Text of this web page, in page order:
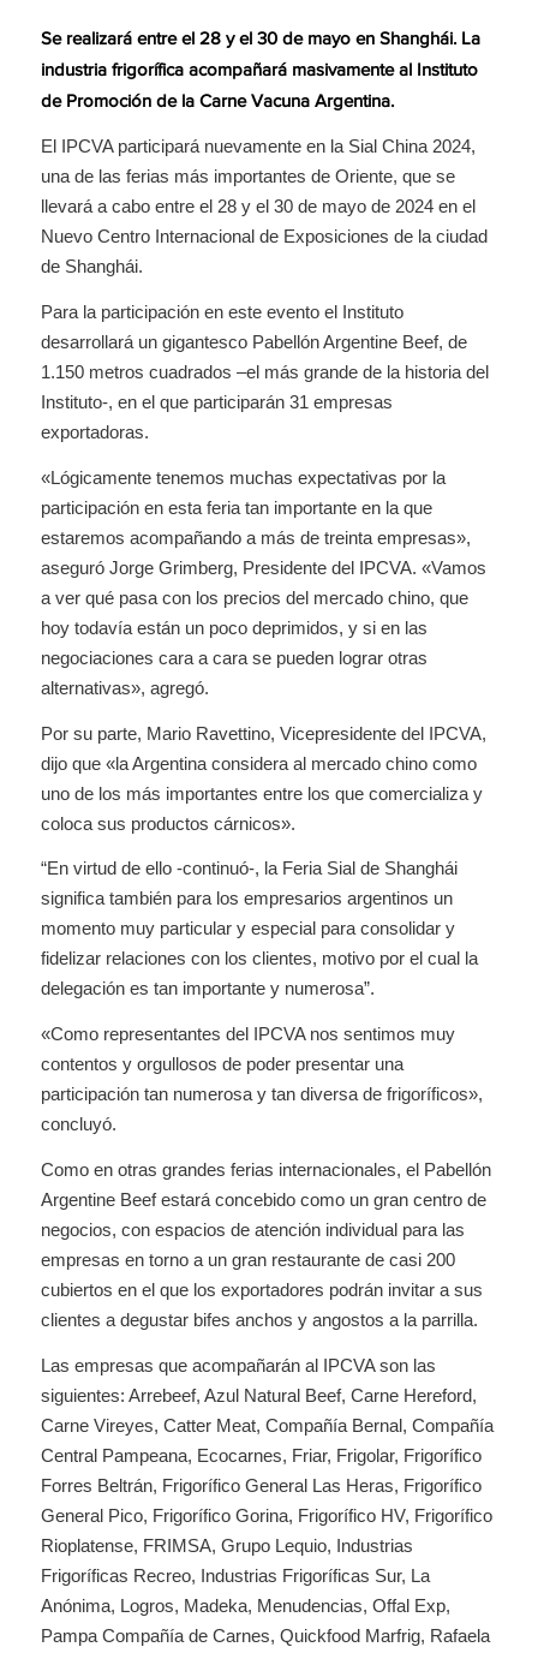
Se realizará entre el 28 y el 30 de mayo en Shanghái. La
industria frigorífica acompañará masivamente al Instituto
de Promoción de la Carne Vacuna Argentina.
El IPCVA participará nuevamente en la Sial China 2024,
una de las ferias más importantes de Oriente, que se
llevará a cabo entre el 28 y el 30 de mayo de 2024 en el
Nuevo Centro Internacional de Exposiciones de la ciudad
de Shanghái.
Para la participación en este evento el Instituto
desarrollará un gigantesco Pabellón Argentine Beef, de
1.150 metros cuadrados –el más grande de la historia del
Instituto-, en el que participarán 31 empresas
exportadoras.
«Lógicamente tenemos muchas expectativas por la
participación en esta feria tan importante en la que
estaremos acompañando a más de treinta empresas»,
aseguró Jorge Grimberg, Presidente del IPCVA. «Vamos
a ver qué pasa con los precios del mercado chino, que
hoy todavía están un poco deprimidos, y si en las
negociaciones cara a cara se pueden lograr otras
alternativas», agregó.
Por su parte, Mario Ravettino, Vicepresidente del IPCVA,
dijo que «la Argentina considera al mercado chino como
uno de los más importantes entre los que comercializa y
coloca sus productos cárnicos».
“En virtud de ello -continuó-, la Feria Sial de Shanghái
significa también para los empresarios argentinos un
momento muy particular y especial para consolidar y
fidelizar relaciones con los clientes, motivo por el cual la
delegación es tan importante y numerosa”.
«Como representantes del IPCVA nos sentimos muy
contentos y orgullosos de poder presentar una
participación tan numerosa y tan diversa de frigoríficos»,
concluyó.
Como en otras grandes ferias internacionales, el Pabellón
Argentine Beef estará concebido como un gran centro de
negocios, con espacios de atención individual para las
empresas en torno a un gran restaurante de casi 200
cubiertos en el que los exportadores podrán invitar a sus
clientes a degustar bifes anchos y angostos a la parrilla.
Las empresas que acompañarán al IPCVA son las
siguientes: Arrebeef, Azul Natural Beef, Carne Hereford,
Carne Vireyes, Catter Meat, Compañía Bernal, Compañía
Central Pampeana, Ecocarnes, Friar, Frigolar, Frigorífico
Forres Beltrán, Frigorífico General Las Heras, Frigorífico
General Pico, Frigorífico Gorina, Frigorífico HV, Frigorífico
Rioplatense, FRIMSA, Grupo Lequio, Industrias
Frigoríficas Recreo, Industrias Frigoríficas Sur, La
Anónima, Logros, Madeka, Menudencias, Offal Exp,
Pampa Compañía de Carnes, Quickfood Marfrig, Rafaela